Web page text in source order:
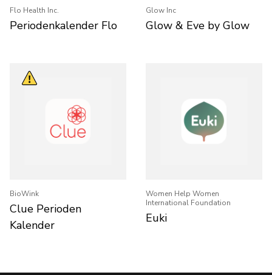
Flo Health Inc.
Periodenkalender Flo
Glow Inc
Glow & Eve by Glow
BioWink
Clue Perioden
Kalender
Women Help Women
International Foundation
Euki